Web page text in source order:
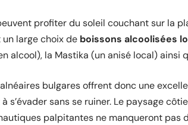
profiter du soleil couchant sur la
large choix de boissons alcoolisées
alcool), la Mastika (un anisé local) ainsi
bulgares offrent donc une
s’évader sans se ruiner. Le paysage
palpitantes ne manqueront pas